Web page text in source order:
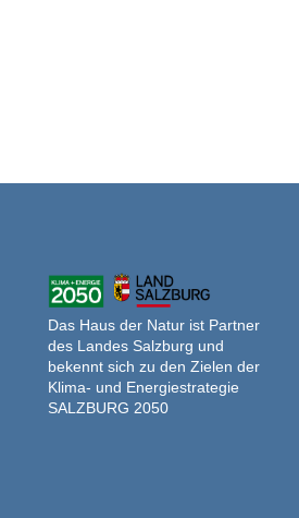
Das Haus der Natur ist Partner
des Landes Salzburg und
bekennt sich zu den Zielen der
Klima- und Energiestrategie
SALZBURG 2050